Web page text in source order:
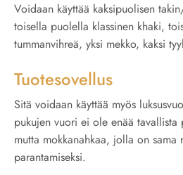
Voidaan käyttää kaksipuolisen
toisella puolella klassinen khaki,
tummanvihreä, yksi mekko, kaksi
Tuotesovellus
Sitä voidaan käyttää myös
pukujen vuori ei ole enää tavallista
mutta mokkanahkaa, jolla on sama
parantamiseksi.